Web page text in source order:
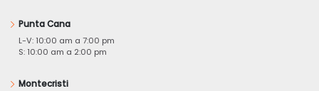
Punta Cana
L-V: 10:00 am a 7:00 pm
S: 10:00 am a 2:00 pm
Montecristi